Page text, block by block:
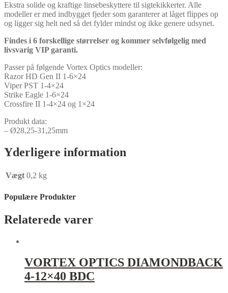
Ekstra solide og kraftige linsebeskyttere til sigtekikkerter. Alle
modeller er med indbygget fjeder som garanterer at låget flippes op
og ligger sig helt ned så det fylder mindst og ikke genere udsynet.
Findes i 6 forskellige størrelser og kommer selvfølgelig med
livsvarig VIP garanti.
Passer på følgende Vortex Optics modeller:
Razor HD Gen II 1-6×24
Viper PST 1-4×24
Strike Eagle 1-6×24
Crossfire II 1-4×24 og 1×24
Produkt data:
– Ø28,25-31,25mm
Yderligere information
Vægt 0,2 kg
Populære Produkter
Relaterede varer
VORTEX OPTICS DIAMONDBACK
4-12×40 BDC